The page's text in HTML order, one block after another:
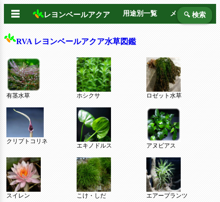
☰ レヨンベールアクア 用途別一覧 メーカー別
🔍 検索
RVA レヨンベールアクア水草図鑑
有茎水草 ホシクサ ロゼット水草
クリプトコリネ
エキノドルス アヌビアス
スイレン こけ・しだ エアープランツ